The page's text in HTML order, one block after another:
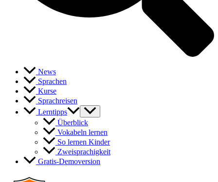
News
Sprachen
Kurse
Sprachreisen
Lerntipps
Überblick
Vokabeln lernen
So lernen Kinder
Zweisprachigkeit
Gratis-Demoversion